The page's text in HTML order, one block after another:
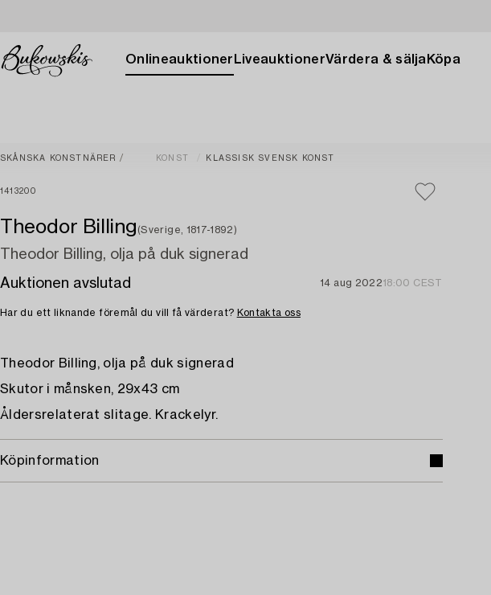
Onlineauktioner LiveauktionerVärdera & sälja Köpa
SKÅNSKA KONSTNÄRER KONST KLASSISK SVENSK KONST
1413200
Theodor Billing (Sverige, 1817-1892)
Theodor Billing, olja på duk signerad
Auktionen avslutad
14 aug 202218:00 CEST
Har du ett liknande föremål du vill få värderat? Kontakta oss
Theodor Billing, olja på duk signerad
Skutor i månsken, 29x43 cm
Åldersrelaterat slitage. Krackelyr.
Köpinformation